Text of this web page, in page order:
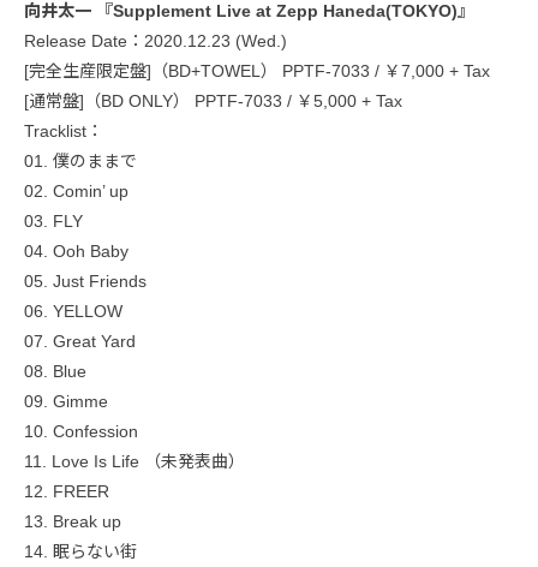
向井太一 『Supplement Live at Zepp Haneda(TOKYO)』
Release Date：2020.12.23 (Wed.)
[完全生産限定盤]（BD+TOWEL） PPTF-7033 / ￥7,000 + Tax
[通常盤]（BD ONLY） PPTF-7033 / ￥5,000 + Tax
Tracklist：
01. 僕のままで
02. Comin’ up
03. FLY
04. Ooh Baby
05. Just Friends
06. YELLOW
07. Great Yard
08. Blue
09. Gimme
10. Confession
11. Love Is Life （未発表曲）
12. FREER
13. Break up
14. 眠らない街